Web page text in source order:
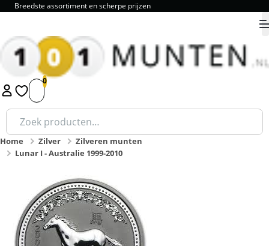
Breedste assortiment en scherpe prijzen
1 2 3 4 5 9.8
Zoeken
naar:
Home Zilver
Zilveren munten
Lunar I - Australie 1999-2010